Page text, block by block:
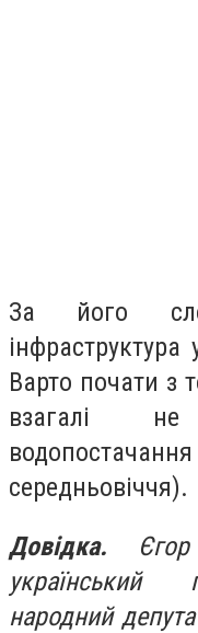
За його
інфраструктура
Варто почати з
взагалі
середньовіччя).
Довідка.
український
народний